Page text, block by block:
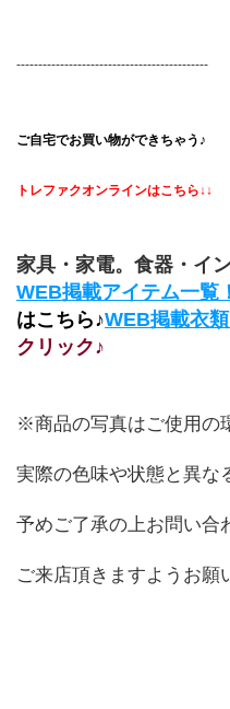
--------------------------------------------
ご自宅でお買い物ができちゃう♪
トレファクオンラインはこちら↓↓
家具・家電。食器・イ
WEB掲載アイテム一覧！
はこちら♪WEB掲載衣
クリック♪
※商品の写真はご使用の
実際の色味や状態と異な
予めご了承の上お問い合
ご来店頂きますようお願